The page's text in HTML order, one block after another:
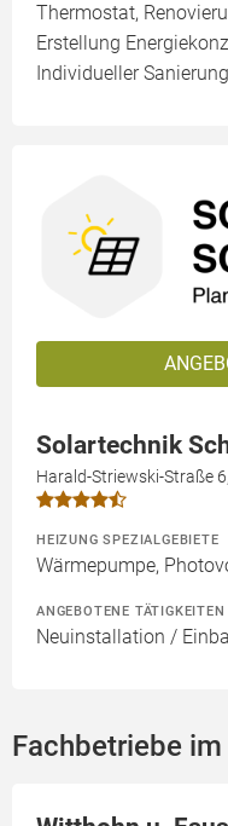
Thermostat,
Erstellung
Individueller
Solartechnik
Harald-Striewski-Straße
HEIZUNG SPEZIALGEBIETE
Wärmepumpe,
ANGEBOTENE TÄTIGKEITEN
Neuinstallation /
Fachbetriebe